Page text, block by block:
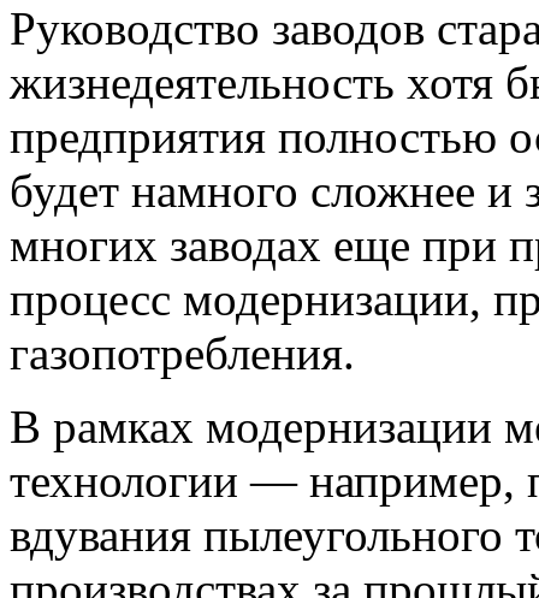
Руководство заводов
жизнедеятельность
предприятия полностью
будет намного сложнее и
многих заводах еще при
процесс модернизации,
газопотребления.
В рамках модернизации
технологии — например,
вдувания пылеугольного